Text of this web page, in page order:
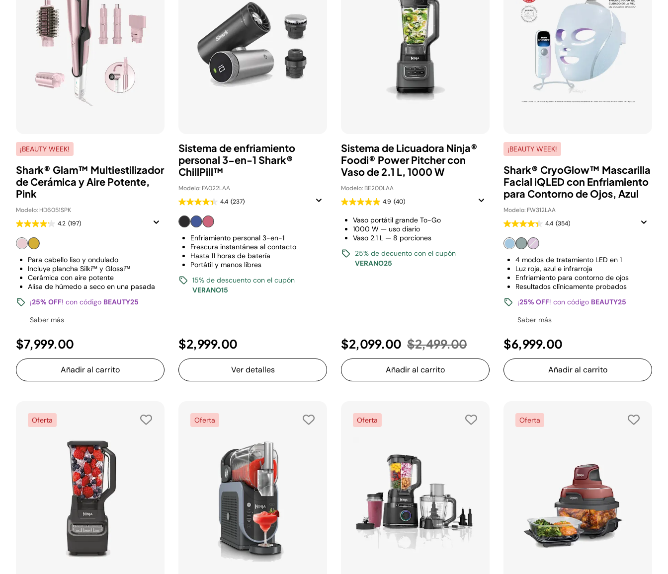
¡BEAUTY WEEK!
Shark® Glam™ Multiestilizador
de Cerámica y Aire Potente,
Pink
Modelo: HD6051SPK
4.2 (197)
Para cabello liso y ondulado
Incluye plancha Silki™ y Glossi™
Cerámica con aire potente
Alisa de húmedo a seco en una pasada
¡25% OFF! con código BEAUTY25
Saber más
$7,999.00
Añadir al carrito
Sistema de enfriamiento
personal 3-en-1 Shark®
ChillPill™
Modelo: FA022LAA
4.4 (237)
Enfriamiento personal 3-en-1
Frescura instantánea al contacto
Hasta 11 horas de batería
Portátil y manos libres
15% de descuento con el cupón
VERANO15
$2,999.00
Ver detalles
Sistema de Licuadora Ninja®
Foodi® Power Pitcher con
Vaso de 2.1 L, 1000 W
Modelo: BE200LAA
4.9 (40)
Vaso portátil grande To-Go
1000 W — uso diario
Vaso 2.1 L — 8 porciones
25% de decuento con el cupón
VERANO25
$2,099.00 Precio reducido de
$2,499.00a
Añadir al carrito
¡BEAUTY WEEK!
Shark® CryoGlow™ Mascarilla
Facial iQLED con Enfriamiento
para Contorno de Ojos, Azul
Modelo: FW312LAA
4.4 (354)
4 modos de tratamiento LED en 1
Luz roja, azul e infrarroja
Enfriamiento para contorno de ojos
Resultados clínicamente probados
¡25% OFF! con código BEAUTY25
Saber más
$6,999.00
Añadir al carrito
Oferta Oferta Oferta Oferta